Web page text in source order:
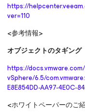
https://
ver=110
<参考情報>
オブジェクトのタギング
https://
vSphere/6.5/
E8E854DD-AA97-4E0C-
<ホワイトペーパーのご